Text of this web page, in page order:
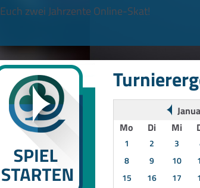
Euch zwei Jahrzente Online-Skat!
Mo
Di Mi
1 2 3
8
9 10
15
16 17